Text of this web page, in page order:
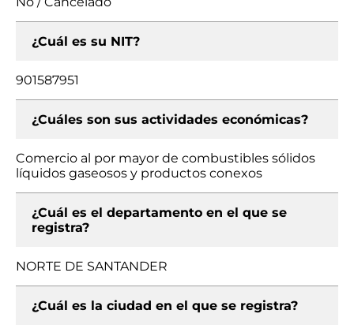
¿Cuál es su NIT?
901587951
¿Cuáles son sus actividades económicas?
Comercio al por mayor de combustibles sólidos
líquidos gaseosos y productos conexos
¿Cuál es el departamento en el que se
registra?
NORTE DE SANTANDER
¿Cuál es la ciudad en el que se registra?